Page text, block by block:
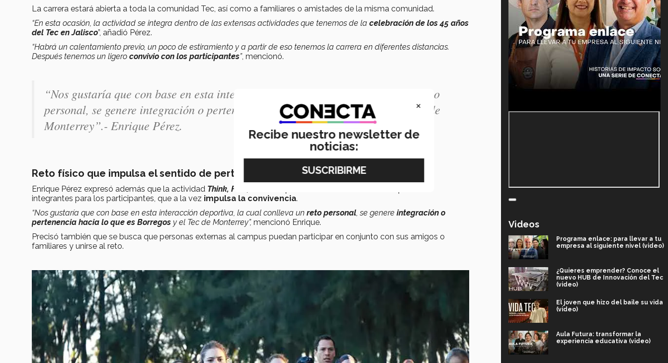
La carrera estará abierta a toda la comunidad Tec, así como a familiares o amistades de la misma comunidad.
“En esta ocasión, la actividad se integra dentro de las extensas actividades que tenemos de la celebración de los 45 años
del Tec en Jalisco”, añadió Pérez.
“Habrá un calentamiento previo, un poco de estiramiento y a partir de eso tenemos la carrera en diferentes distancias.
Después tenemos un ligero convivio con los participantes”, mencionó.
“Nos gustaría que con base en esta interacción deportiva, la cual conlleva un reto
personal, se genere integración o pertenencia hacia lo que es Borregos y el Tec de
Monterrey”.- Enrique Pérez.
Reto físico que impulsa el sentido de pertenencia
Enrique Pérez expresó además que la actividad Think, Feel, Run
integrantes para los participantes, que a la vez impulsa la convivencia.
“Nos gustaría que con base en esta interacción deportiva, la cual conlleva un reto personal, se genere integración o
pertenencia hacia lo que es Borregos y el Tec de Monterrey”, mencionó Enrique.
Precisó también que se busca que personas externas al campus puedan participar en conjunto con sus amigos o
familiares y unirse al reto.
Videos
Programa enlace: para llevar a tu
empresa al siguiente nivel (video)
¿Quieres emprender? Conoce el
nuevo HUB de Innovación del Tec
(video)
El joven que hizo del baile su vida
(video)
Aula Futura: transformar la
experiencia educativa (video)
×
Recibe nuestro newsletter de
noticias: